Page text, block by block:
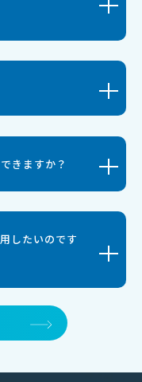
きますか？
したいのです